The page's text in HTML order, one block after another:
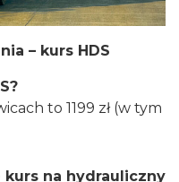
– kurs HDS
to 1199 zł (w tym
na hydrauliczny